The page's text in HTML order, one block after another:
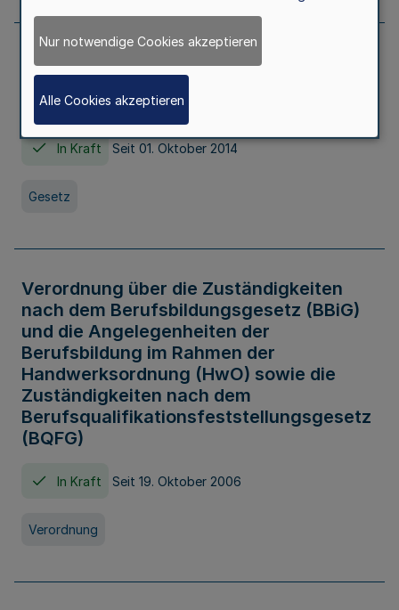
Gesetz über die Hochschulen des Landes
Nordrhein-Westfalen (Hochschulgesetz -
HG)
In Kraft Seit 01. Oktober 2014
Gesetz
Verordnung über die Zuständigkeiten
nach dem Berufsbildungsgesetz (BBiG)
und die Angelegenheiten der
Berufsbildung im Rahmen der
Handwerksordnung (HwO) sowie die
Zuständigkeiten nach dem
Berufsqualifikationsfeststellungsgesetz
(BQFG)
In Kraft Seit 19. Oktober 2006
Verordnung
Nur notwendige Cookies akzeptieren
Alle Cookies akzeptieren